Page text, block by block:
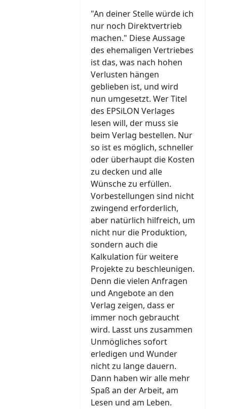
"An deiner Stelle würde ich
nur noch Direktvertrieb
machen." Diese Aussage
des ehemaligen Vertriebes
ist das, was nach hohen
Verlusten hängen
geblieben ist, und wird
nun umgesetzt. Wer Titel
des EPSiLON Verlages
lesen will, der muss sie
beim Verlag bestellen. Nur
so ist es möglich, schneller
oder überhaupt die Kosten
zu decken und alle
Wünsche zu erfüllen.
Vorbestellungen sind nicht
zwingend erforderlich,
aber natürlich hilfreich, um
nicht nur die Produktion,
sondern auch die
Kalkulation für weitere
Projekte zu beschleunigen.
Denn die vielen Anfragen
und Angebote an den
Verlag zeigen, dass er
immer noch gebraucht
wird. Lasst uns zusammen
Unmögliches sofort
erledigen und Wunder
nicht zu lange dauern.
Dann haben wir alle mehr
Spaß an der Arbeit, am
Lesen und am Leben.